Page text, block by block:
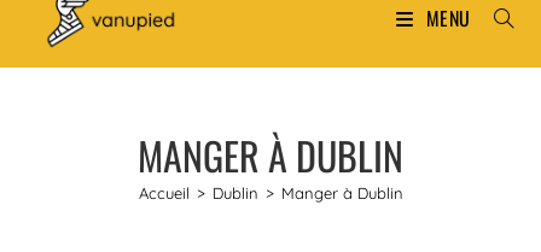
MENU
MANGER À DUBLIN
Accueil > Dublin > Manger à Dublin